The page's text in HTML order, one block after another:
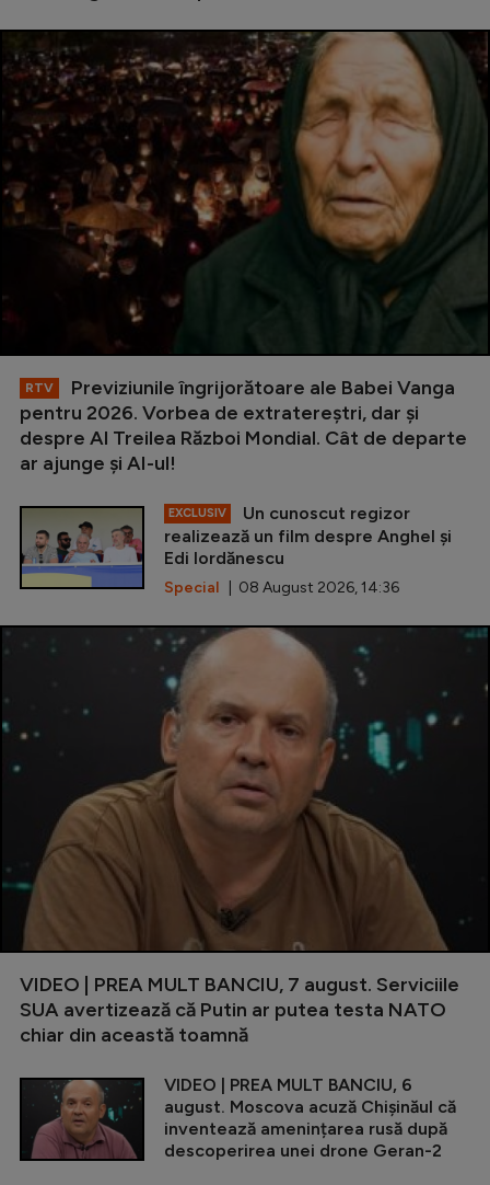
RTV
Previziunile îngrijorătoare ale Babei Vanga
pentru 2026. Vorbea de extratereștri, dar și
despre Al Treilea Război Mondial. Cât de departe
ar ajunge și AI-ul!
EXCLUSIV
Un cunoscut regizor
realizează un film despre Anghel și
Edi Iordănescu
Special | 08 August 2026, 14:36
VIDEO | PREA MULT BANCIU, 7 august. Serviciile
SUA avertizează că Putin ar putea testa NATO
chiar din această toamnă
VIDEO | PREA MULT BANCIU, 6
august. Moscova acuză Chișinăul că
inventează amenințarea rusă după
descoperirea unei drone Geran-2